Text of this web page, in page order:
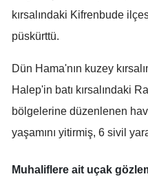
kırsalındaki Kifrenbude
püskürttü.
Dün Hama'nın kuzey
Halep'in batı kırsalındaki
bölgelerine düzenlenen
yaşamını yitirmiş, 6 sivil
Muhaliflere ait uçak